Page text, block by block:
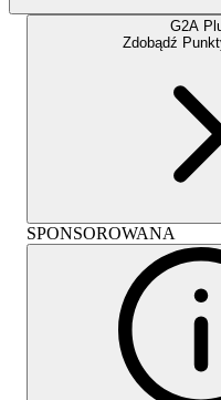
G2A
Zdobądź
SPONSOROWANA